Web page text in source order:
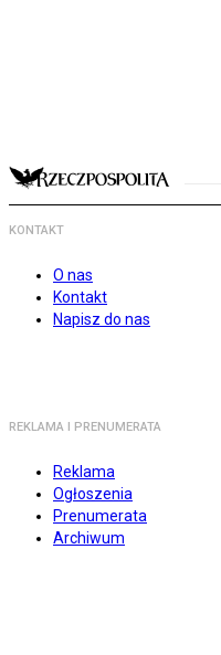
KONTAKT
O nas
Kontakt
Napisz do nas
REKLAMA I PRENUMERATA
Reklama
Ogłoszenia
Prenumerata
Archiwum